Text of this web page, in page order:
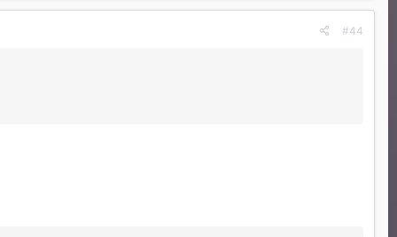
#44